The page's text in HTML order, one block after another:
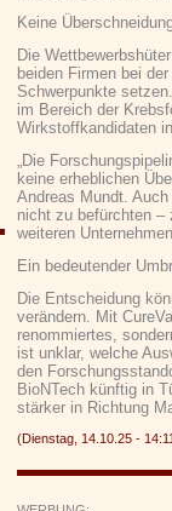
Keine
Die
beiden Firmen bei
Schwerpunkte
im Bereich der
Wirkstoffkandidaten
„Die
keine erheblichen
Andreas Mundt.
nicht zu befürchten –
weiteren
Ein bedeutender
Die Entscheidung
verändern. Mit
renommiertes,
ist unklar, welche
den
BioNTech künftig in
stärker in Richtung
(Dienstag, 14.10.25 -